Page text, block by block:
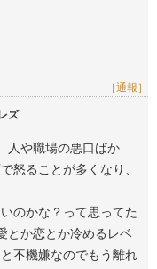
［通報］
ズ
人や職場の悪口ばか
怒ることが多くなり、
のかな？って思ってた
とか恋とか冷めるレベ
不機嫌なのでもう離れ